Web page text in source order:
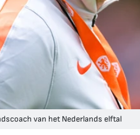
van het Nederlands elftal